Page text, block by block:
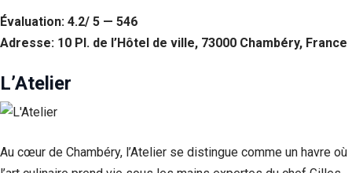
Évaluation: 4.2/ 5 — 546
Adresse: 10 Pl. de l’Hôtel de ville, 73000 Chambéry, France
L’Atelier
Au cœur de Chambéry, l’Atelier se distingue comme un havre où